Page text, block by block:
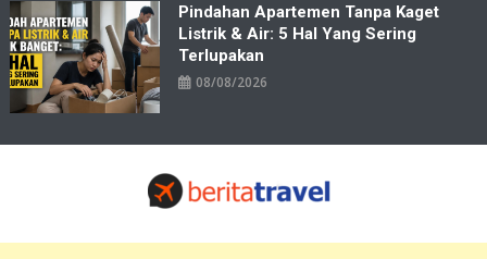
Pindahan Apartemen Tanpa Kaget
Listrik & Air: 5 Hal Yang Sering
Terlupakan
08/08/2026
Travelbiz